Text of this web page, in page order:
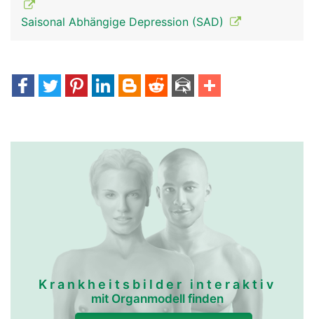
Epiphyse-
Epiphyse-
Saisonal Abhängige Depression (SAD)
Krankheitsbilder interaktiv
mit Organmodell finden